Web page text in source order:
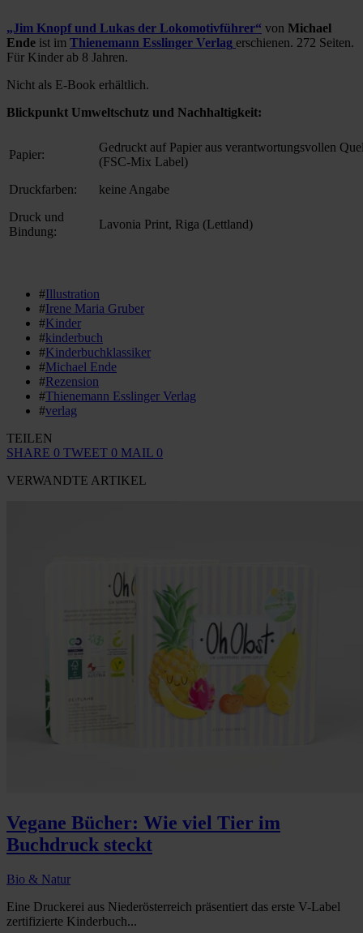
„Jim Knopf und Lukas der Lokomotivführer“ von Michael
Ende ist im Thienemann Esslinger Verlag erschienen. 272 Seiten.
Für Kinder ab 8 Jahren.
Nicht als E-Book erhältlich.
Blickpunkt Umweltschutz und Nachhaltigkeit:
Papier:
Gedruckt auf Papier aus verantwortungsvollen
(FSC-Mix Label)
Druckfarben:
keine Angabe
Druck und
Bindung:
Lavonia Print, Riga (Lettland)
#Illustration
#Irene Maria Gruber
#Kinder
#kinderbuch
#Kinderbuchklassiker
#Michael Ende
#Rezension
#Thienemann Esslinger Verlag
#verlag
TEILEN
SHARE 0 TWEET 0 MAIL 0
VERWANDTE ARTIKEL
Vegane Bücher: Wie viel Tier im
Buchdruck steckt
Bio & Natur
Eine Druckerei aus Niederösterreich präsentiert das erste V-Label
zertifizierte Kinderbuch...